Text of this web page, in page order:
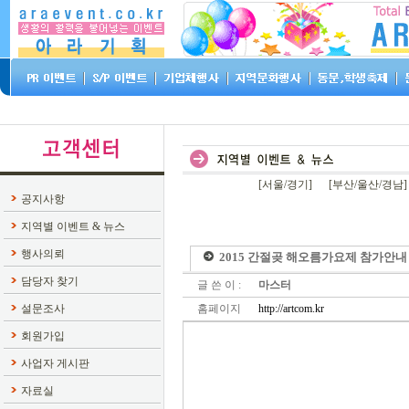
공지사항
지역별 이벤트 & 뉴스
행사의뢰
담당자 찾기
설문조사
회원가입
사업자 게시판
자료실
[서울/경기] [부산/울산/경남]
2015 간절곶 해오름가요제 참가안내
글 쓴 이 :
마스터
홈페이지
http://artcom.kr